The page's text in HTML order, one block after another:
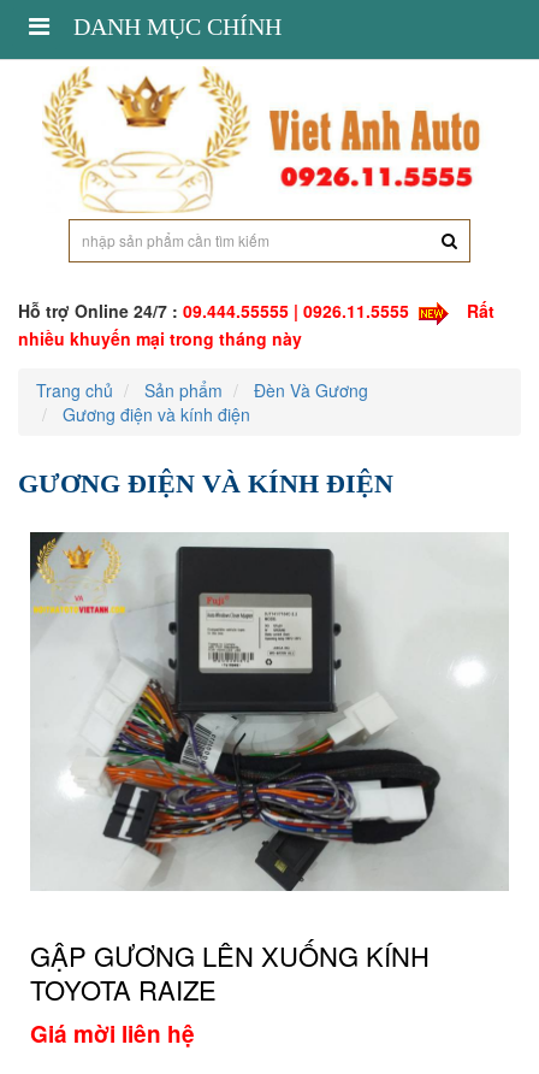
Hỗ trợ Online 24/7 : 09.444.55555 | 0926.11.5555
Rất
nhiều khuyến mại trong tháng này
Toggle
DANH MỤC CHÍNH
Trang chủ Sản phẩm
Đèn Và Gương
Gương điện và kính điện
GƯƠNG ĐIỆN VÀ KÍNH ĐIỆN
GẬP GƯƠNG LÊN XUỐNG KÍNH
TOYOTA RAIZE
Giá mời liên hệ